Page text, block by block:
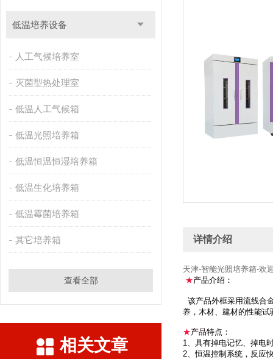
低温培养设备
人工气候培养室
灭菌型热处理室
低温人工气候箱
低温光照培养箱
低温恒温恒湿培养箱
低温生化培养箱
低温霉菌培养箱
其它培养箱
查看全部
相关文章
详情介绍
天津-智能光照培养箱-欢
★产品介绍：
该产品外框采用流线合
养，木材、建材的性能
★产品特点：
1、具有掉电记忆、掉电
2、恒温控制系统，反应